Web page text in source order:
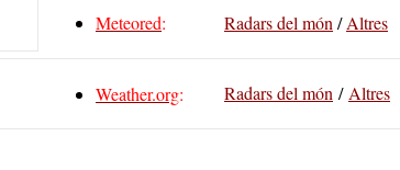
Meteored: Radars del món /Altres
Weather.org: Radars del món / Altres